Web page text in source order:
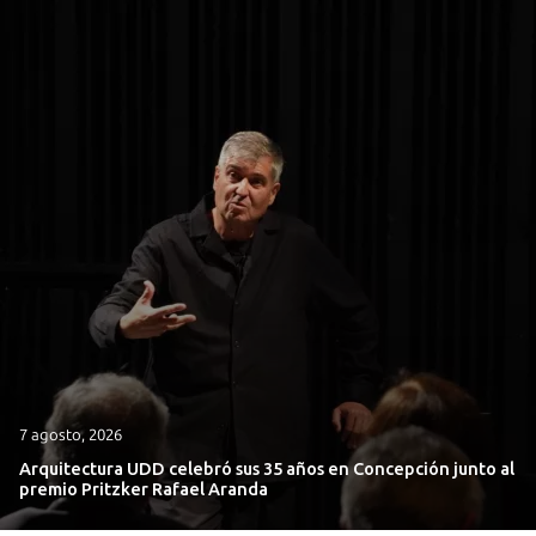
7 agosto, 2026
Arquitectura UDD celebró sus 35 años en Concepción junto al
premio Pritzker Rafael Aranda